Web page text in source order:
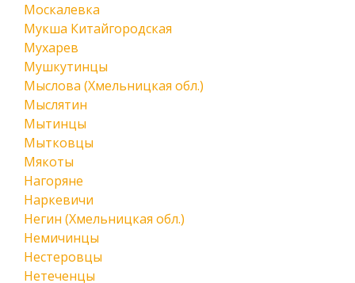
Москалевка
Мукша Китайгородская
Мухарев
Мушкутинцы
Мыслова (Хмельницкая обл.)
Мыслятин
Мытинцы
Мытковцы
Мякоты
Нагоряне
Наркевичи
Негин (Хмельницкая обл.)
Немичинцы
Нестеровцы
Нетеченцы